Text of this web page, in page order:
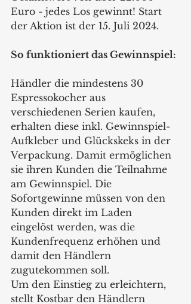
Euro - jedes Los gewinnt! Start
der Aktion ist der 15. Juli 2024.
So funktioniert das Gewinnspiel:
Händler die mindestens 30
Espressokocher aus
verschiedenen Serien kaufen,
erhalten diese inkl. Gewinnspiel-
Aufkleber und Glückskeks in der
Verpackung. Damit ermöglichen
sie ihren Kunden die Teilnahme
am Gewinnspiel. Die
Sofortgewinne müssen von den
Kunden direkt im Laden
eingelöst werden, was die
Kundenfrequenz erhöhen und
damit den Händlern
zugutekommen soll.
Um den Einstieg zu erleichtern,
stellt Kostbar den Händlern